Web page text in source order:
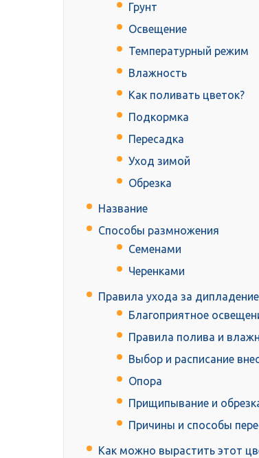
Грунт
Освещение
Температурный режим
Влажность
Как поливать цветок?
Подкормка
Пересадка
Уход зимой
Обрезка
Название
Способы размножения
Семенами
Черенками
Правила ухода за
Благоприятное
Правила полива и
Выбор и расписание
Опора
Прищипывание и
Причины и способы
Как можно вырастить этот